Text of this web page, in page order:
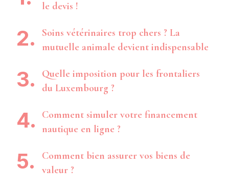
le devis !
Soins vétérinaires trop chers ? La
mutuelle animale devient indispensable
Quelle imposition pour les frontaliers
du Luxembourg ?
Comment simuler votre financement
nautique en ligne ?
Comment bien assurer vos biens de
valeur ?